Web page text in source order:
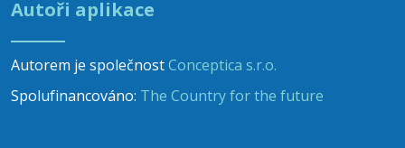
Autoři aplikace
Autorem je společnostConceptica s.r.o.
Spolufinancováno: The Country for the future